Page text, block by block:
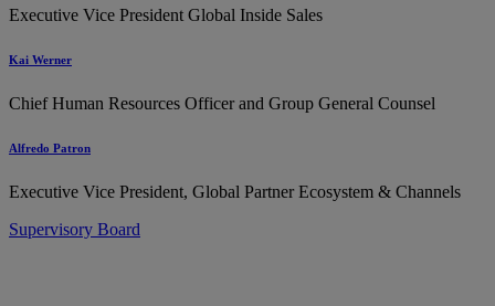
Executive Vice President Global Inside Sales
Kai Werner
Chief Human Resources Officer and Group General Counsel
Alfredo Patron
Executive Vice President, Global Partner Ecosystem & Channels
Supervisory Board